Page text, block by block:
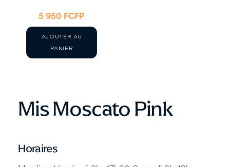
Mis Moscato Pink
Horaires
5 950 FCFP
AJOUTER AU
PANIER